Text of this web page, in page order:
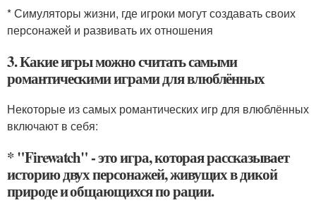
* Симуляторы жизни, где игроки могут создавать своих
персонажей и развивать их отношения
3. Какие игры можно считать самыми
романтическими играми для влюблённых
Некоторые из самых романтических игр для влюблённых
включают в себя:
* "Firewatch" - это игра, которая рассказывает
историю двух персонажей, живущих в дикой
природе и общающихся по рации.